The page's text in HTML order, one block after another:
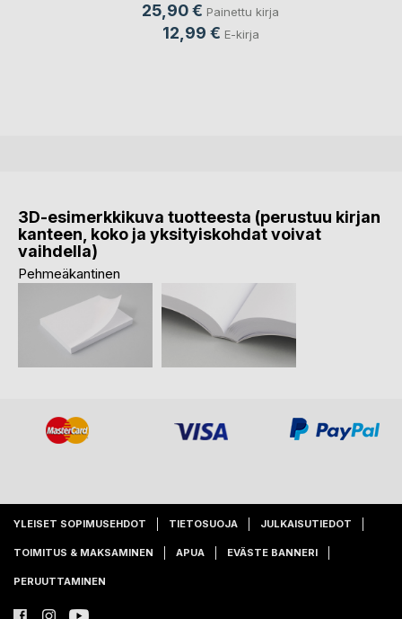
25,90 € Painettu kirja
12,99 € E-kirja
3D-esimerkkikuva tuotteesta (perustuu kirjan
kanteen, koko ja yksityiskohdat voivat
vaihdella)
Pehmeäkantinen
YLEISET SOPIMUSEHDOT TIETOSUOJA JULKAISUTIEDOT
TOIMITUS & MAKSAMINEN APUA EVÄSTE BANNERI
PERUUTTAMINEN